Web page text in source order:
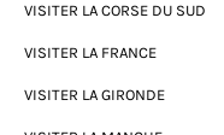
VISITER LA CORSE DU SUD
VISITER LA FRANCE
VISITER LA GIRONDE